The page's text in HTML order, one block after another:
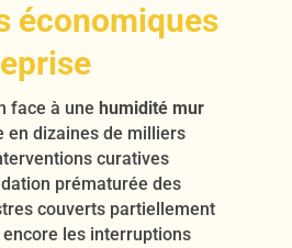
économiques
face à une humidité mur
en dizaines de milliers
curatives
prématurée des
couverts partiellement
encore les interruptions